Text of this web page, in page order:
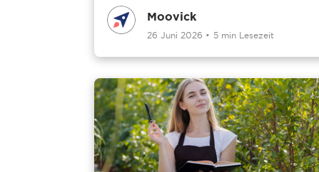
Moovick
26 Juni 2026 • 5 min Lesezeit